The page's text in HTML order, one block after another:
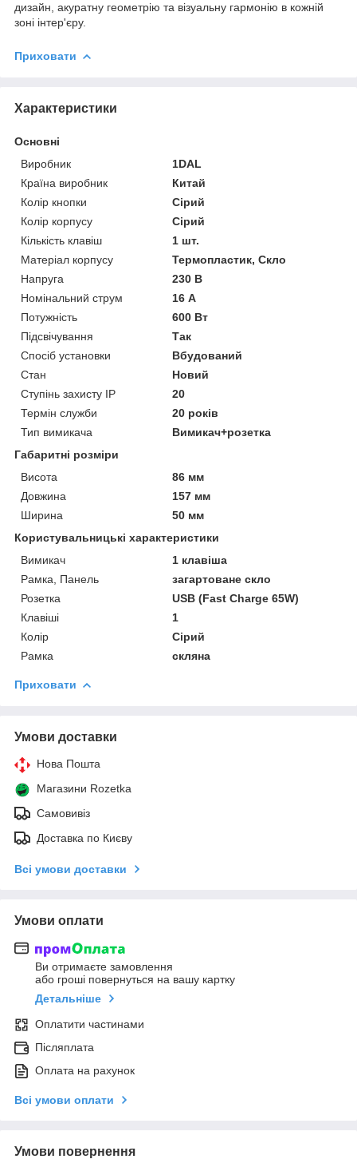
дизайн, акуратну геометрію та візуальну гармонію в кожній
зоні інтер'єру.
Приховати
Характеристики
Основні
Виробник
1DAL
Країна виробник
Китай
Колір кнопки
Сірий
Колір корпусу
Сірий
Кількість клавіш
1 шт.
Матеріал корпусу
Термопластик, Скло
Напруга
230 В
Номінальний струм
16 А
Потужність
600 Вт
Підсвічування
Так
Спосіб установки
Вбудований
Стан
Новий
Ступінь захисту IP
20
Термін служби
20 років
Тип вимикача
Вимикач+розетка
Габаритні розміри
Висота
86 мм
Довжина
157 мм
Ширина
50 мм
Користувальницькі характеристики
Вимикач
1 клавіша
Рамка, Панель
загартоване скло
Розетка
USB (Fast Charge 65W)
Клавіші
1
Колір
Сірий
Рамка
скляна
Приховати
Умови доставки
Нова Пошта
Магазини Rozetka
Самовивіз
Доставка по Києву
Всі умови доставки
Умови оплати
Ви отримаєте замовлення
або гроші повернуться на вашу картку
Детальніше
Оплатити частинами
Післяплата
Оплата на рахунок
Всі умови оплати
Умови повернення